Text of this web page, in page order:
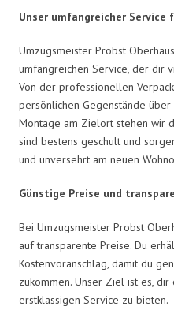
Unser umfangreicher Service
Umzugsmeister Probst
umfangreichen Service, der dir
Von der professionellen
persönlichen Gegenstände
Montage am Zielort stehen wir
sind bestens geschult und
und unversehrt am neuen
Günstige Preise und
Bei Umzugsmeister Probst
auf transparente Preise. Du
Kostenvoranschlag, damit du
zukommen. Unser Ziel ist es,
erstklassigen Service zu bieten.